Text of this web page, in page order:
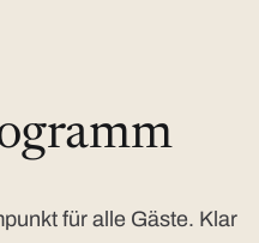
für alle Gäste. Klar